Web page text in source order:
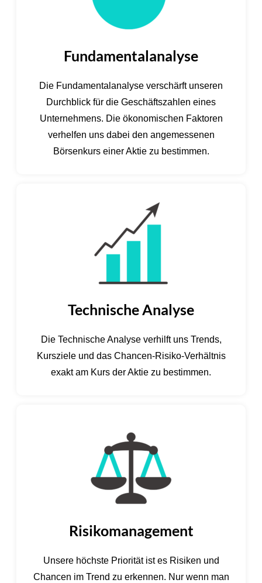
Fundamentalanalyse
Die Fundamentalanalyse verschärft unseren
Durchblick für die Geschäftszahlen eines
Unternehmens. Die ökonomischen Faktoren
verhelfen uns dabei den angemessenen
Börsenkurs einer Aktie zu bestimmen.
Technische Analyse
Die Technische Analyse verhilft uns Trends,
Kursziele und das Chancen-Risiko-Verhältnis
exakt am Kurs der Aktie zu bestimmen.
Risikomanagement
Unsere höchste Priorität ist es Risiken und
Chancen im Trend zu erkennen. Nur wenn man